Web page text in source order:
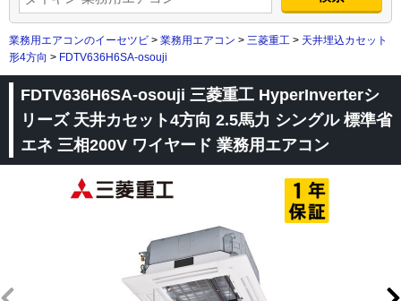
業務用エアコンのイーセツビ > 業務用エアコン > 三菱重工 > 天井埋込カセット
形4方向 > FDTV636H6SA-osouji
FDTV636H6SA-osouji 三菱重工 HyperInverterシ
リーズ 天井カセット4方向 2.5馬力 シングル 標準省
エネ 三相200V ワイヤード 業務用エアコン